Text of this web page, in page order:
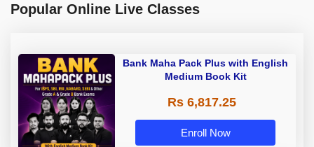
Popular Online Live Classes
Bank Maha Pack Plus with English
Medium Book Kit
Rs 6,817.25
Enroll Now